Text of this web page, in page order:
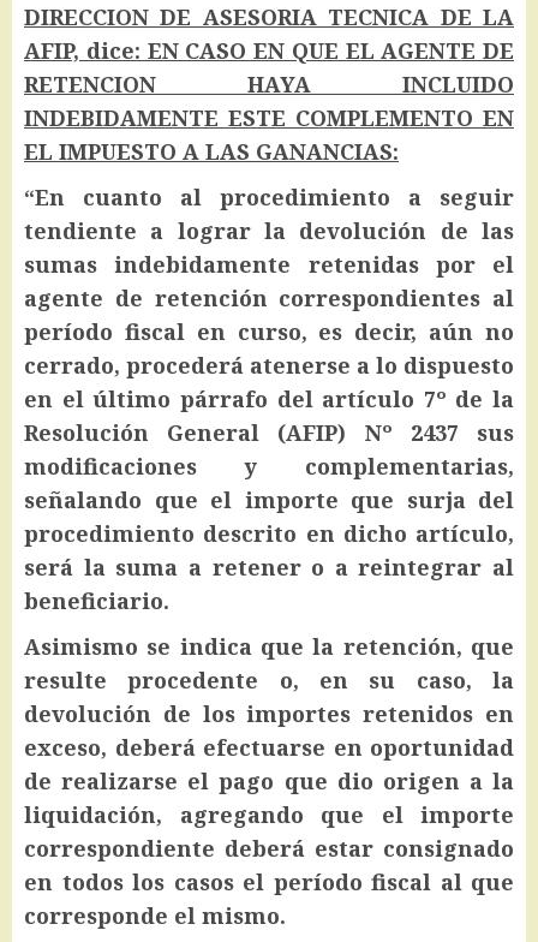
DIRECCION DE ASESORIA TECNICA DE LA
AFIP, dice: EN CASO EN QUE EL AGENTE DE
RETENCION HAYA INCLUIDO
INDEBIDAMENTE ESTE COMPLEMENTO EN
EL IMPUESTO A LAS GANANCIAS:
“En cuanto al procedimiento a seguir
tendiente a lograr la devolución de las
sumas indebidamente retenidas por el
agente de retención correspondientes al
período fiscal en curso, es decir, aún no
cerrado, procederá atenerse a lo dispuesto
en el último párrafo del artículo 7º de la
Resolución General (AFIP) Nº 2437 sus
modificaciones y complementarias,
señalando que el importe que surja del
procedimiento descrito en dicho artículo,
será la suma a retener o a reintegrar al
beneficiario.
Asimismo se indica que la retención, que
resulte procedente o, en su caso, la
devolución de los importes retenidos en
exceso, deberá efectuarse en oportunidad
de realizarse el pago que dio origen a la
liquidación, agregando que el importe
correspondiente deberá estar consignado
en todos los casos el período fiscal al que
corresponde el mismo.